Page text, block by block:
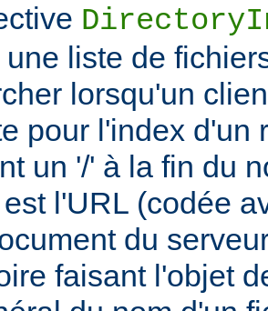
liste de
lorsqu'un
pour l'index d'un
un '/' à la fin du
est l'URL (codée
du
faisant l'objet